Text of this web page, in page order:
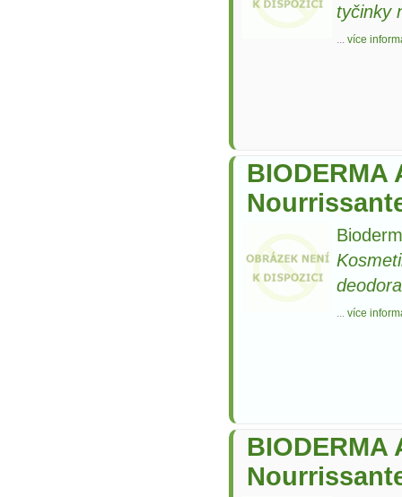
tyčinky
... více
BIODERMA
... více
BIODERMA